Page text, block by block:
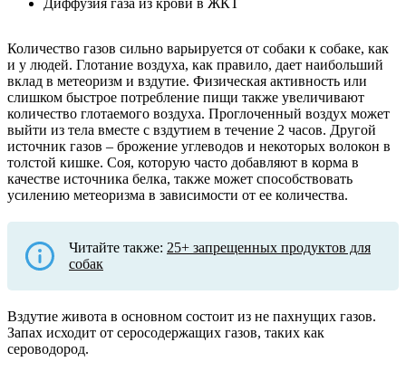
Диффузия газа из крови в ЖКТ
Количество газов сильно варьируется от собаки к собаке, как
и у людей. Глотание воздуха, как правило, дает наибольший
вклад в метеоризм и вздутие. Физическая активность или
слишком быстрое потребление пищи также увеличивают
количество глотаемого воздуха. Проглоченный воздух может
выйти из тела вместе с вздутием в течение 2 часов. Другой
источник газов – брожение углеводов и некоторых волокон в
толстой кишке. Соя, которую часто добавляют в корма в
качестве источника белка, также может способствовать
усилению метеоризма в зависимости от ее количества.
Читайте также: 25+ запрещенных продуктов для
собак
Вздутие живота в основном состоит из не пахнущих газов.
Запах исходит от серосодержащих газов, таких как
сероводород.